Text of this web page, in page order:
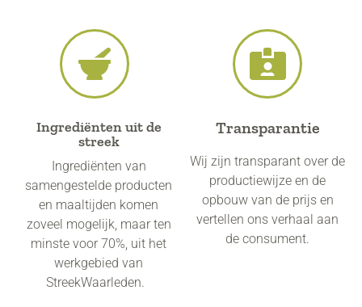
Ingrediënten uit de
streek
Ingrediënten van
samengestelde producten
en maaltijden komen
zoveel mogelijk, maar ten
minste voor 70%, uit het
werkgebied van
StreekWaarleden.
Transparantie
Wij zijn transparant over de
productiewijze en de
opbouw van de prijs en
vertellen ons verhaal aan
de consument.